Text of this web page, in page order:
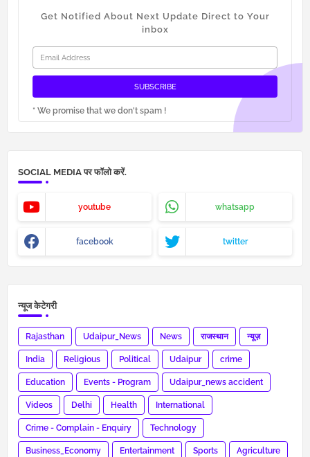
Get Notified About Next Update Direct to Your
inbox
* We promise that we don't spam !
SOCIAL MEDIA पर फॉलो करें.
youtube whatsapp
facebook twitter
न्यूज केटेगरी
Rajasthan Udaipur_News News राजस्थान न्यूज़
India Religious Political Udaipur crime
Education Events - Program Udaipur_news accident
Videos Delhi Health International
Crime - Complain - Enquiry Technology
Business_Economy Entertainment Sports Agriculture